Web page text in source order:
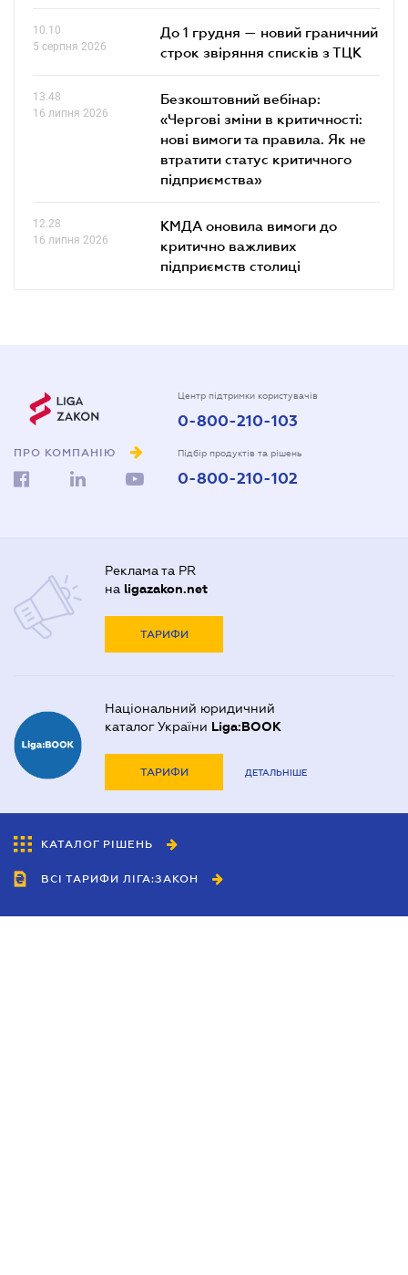
10.10
5 серпня 2026
До 1 грудня — новий граничний
строк звіряння списків з ТЦК
13.48
16 липня 2026
Безкоштовний вебінар:
«Чергові зміни в критичності:
нові вимоги та правила. Як не
втратити статус критичного
підприємства»
12.28
16 липня 2026
КМДА оновила вимоги до
критично важливих
підприємств столиці
ПРО КОМПАНІЮ
Центр підтримки користувачів
0-800-210-103
Підбір продуктів та рішень
0-800-210-102
Реклама та PR
на ligazakon.net
ТАРИФИ
Національний юридичний
каталог України Liga:BOOK
ТАРИФИ ДЕТАЛЬНІШЕ
КАТАЛОГ РІШЕНЬ
ВСІ ТАРИФИ ЛІГА:ЗАКОН